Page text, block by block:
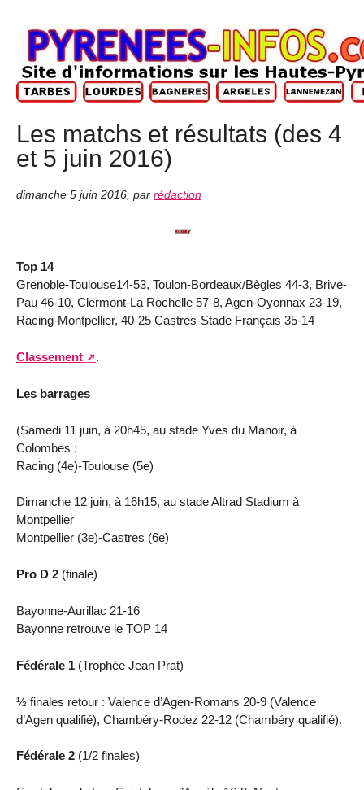
Les matchs et résultats (des 4
et 5 juin 2016)
dimanche 5 juin 2016 par rédaction
Top 14
Grenoble-Toulouse14-53, Toulon-Bordeaux/Bègles 44-3, Brive-
Pau 46-10, Clermont-La Rochelle 57-8, Agen-Oyonnax 23-19,
Racing-Montpellier, 40-25 Castres-Stade Français 35-14
Classement .
Les barrages
(Samedi 11 juin, à 20h45, au stade Yves du Manoir, à
Colombes :
Racing (4e)-Toulouse (5e)
Dimanche 12 juin, à 16h15, au stade Altrad Stadium à
Montpellier
Montpellier (3e)-Castres (6e)
Pro D 2 (finale)
Bayonne-Aurillac 21-16
Bayonne retrouve le TOP 14
Fédérale 1 (Trophée Jean Prat)
½ finales retour : Valence d’Agen-Romans 20-9 (Valence
d’Agen qualifié), Chambéry-Rodez 22-12 (Chambéry qualifié).
Fédérale 2 (1/2 finales)